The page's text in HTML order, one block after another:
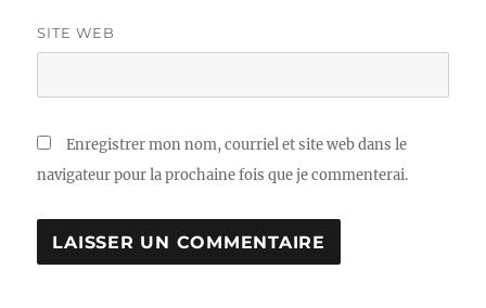
SITE WEB
Enregistrer mon nom, courriel et site web dans le
navigateur pour la prochaine fois que je commenterai.